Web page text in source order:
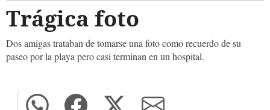
Trágica foto
Dos amigas trataban de tomarse una foto como recuerdo de su
paseo por la playa pero casi terminan en un hospital.